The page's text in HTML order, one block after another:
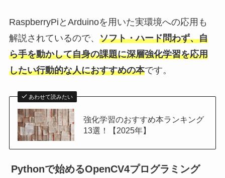
RaspberryPiとArduinoを用いた実環境への応用も
解説されているので、 ソフト・ハード問わず、自
ら手を動かして自身の課題に深層強化学習を応用
したい行動的な人におすすめの本です。
あわせて読みたい
強化学習のおすすめ本ランキング
13選！【2025年】
Pythonで始めるOpenCV4プログラミング